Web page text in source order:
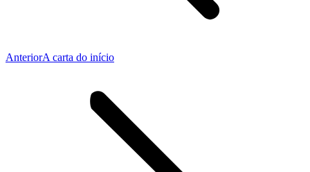
AnteriorPublicação
A carta do início